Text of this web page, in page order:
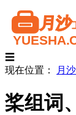
☰
现在位置：
月
桨组词